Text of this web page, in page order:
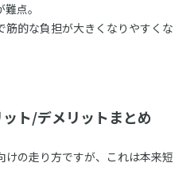
点。
筋的な負担が大きくなりやすくな
ト/デメリットまとめ
けの走り方ですが、これは本来短